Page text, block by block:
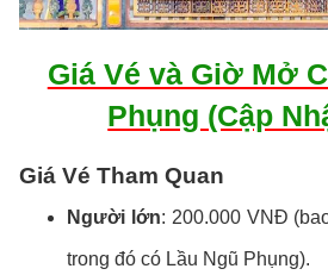
Giá Vé và Giờ Mở
Phụng (Cập
Giá Vé Tham Quan
Người lớn: 200.000 VNĐ
trong đó có Lầu Ngũ Phụng).